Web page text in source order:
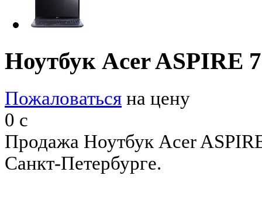
Ноутбук Acer ASPIRE
Пожаловаться на цену
0 c
Продажа Ноутбук Acer
Санкт-Петербурге.